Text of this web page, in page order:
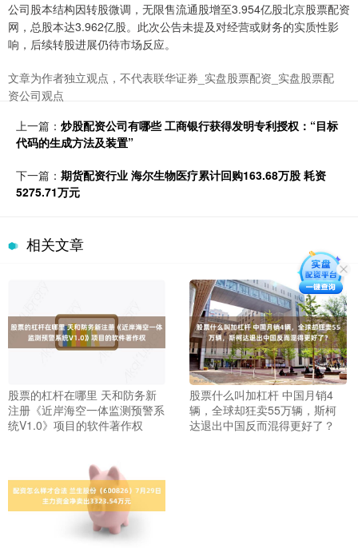
公司股本结构因转股微调，无限售流通股增至3.954亿股北京股票配资
网，总股本达3.962亿股。此次公告未提及对经营或财务的实质性影
响，后续转股进展仍待市场反应。
文章为作者独立观点，不代表联华证券_实盘股票配资_实盘股票配
资公司观点
上一篇： 炒股配资公司有哪些 工商银行获得发明专利授权：“目标
代码的生成方法及装置”
下一篇： 期货配资行业 海尔生物医疗累计回购163.68万股 耗资
5275.71万元
相关文章
股票的杠杆在哪里 天和防务新
注册《近岸海空一体监测预警系
统V1.0》项目的软件著作权
股票什么叫加杠杆 中国月销4
辆，全球却狂卖55万辆，斯柯
达退出中国反而混得更好了？